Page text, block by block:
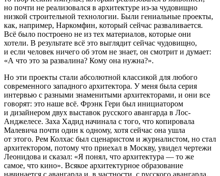
но почти не реализовался в архитектуре из-за чудовищно
низкой строительной технологии. Были гениальные проекты,
как, например, Наркомфин, который сейчас разваливается.
Всё было построено не из тех материалов, которые они
хотели. В результате всё это выглядит сейчас чудовищно,
и если человек ничего об этом не знает, он смотрит и думает:
«А что это за развалина? Кому она нужна?».
Но эти проекты стали абсолютной классикой для любого
современного западного архитектора. У меня была серия
интервью с разными знаменитыми архитекторами, и они все
говорят: это наше всё. Фрэнк Гери был инициатором
и дизайнером двух выставок русского авангарда в Лос-
Анджелесе. Заха Хадид начинала с того, что копировала
Малевича почти один к одному, хотя сейчас она ушла
от этого. Рем Колхас был сценаристом и журналистом, но стал
архитектором, потому что приехал в Москву, увидел чертежи
Леонидова и сказал: «Я понял, что архитектура — то же
самое, что кино». Всякое архитектурное образование
начинается с авангарда и, в частности, с русского авангарда.